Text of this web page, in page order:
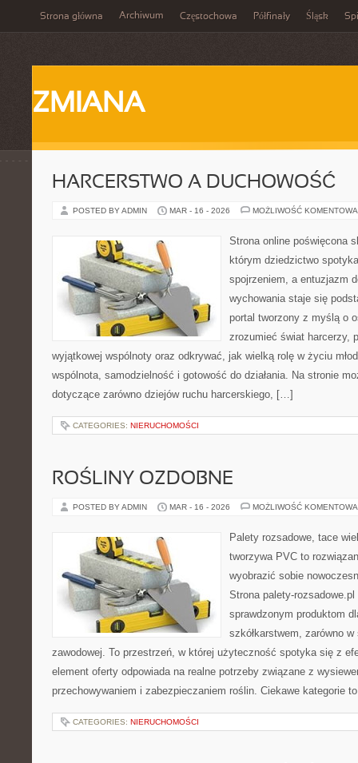
Strona główna Archiwum Częstochowa Półfinały Śląsk
ZMIANA
HARCERSTWO A DUCHOWOŚĆ
POSTED BY ADMIN MAR - 16 - 2026 MOŻLIWOŚĆ
Strona online poświęcona
którym dziedzictwo
spojrzeniem, a entuzjazm
wychowania staje się
portal tworzony z myślą o
zrozumieć świat harcerzy,
wyjątkowej wspólnoty oraz odkrywać, jak wielką rolę w życiu
wspólnota, samodzielność i gotowość do działania. Na stronie
dotyczące zarówno dziejów ruchu harcerskiego, […]
CATEGORIES: NIERUCHOMOŚCI
ROŚLINY OZDOBNE
POSTED BY ADMIN MAR - 16 - 2026 MOŻLIWOŚĆ
Palety rozsadowe, tace
tworzywa PVC to
wyobrazić sobie
Strona palety-
sprawdzonym produktom
szkółkarstwem, zarówno
zawodowej. To przestrzeń, w której użyteczność spotyka się z
element oferty odpowiada na realne potrzeby związane z
przechowywaniem i zabezpieczaniem roślin. Ciekawe kategorie
CATEGORIES: NIERUCHOMOŚCI